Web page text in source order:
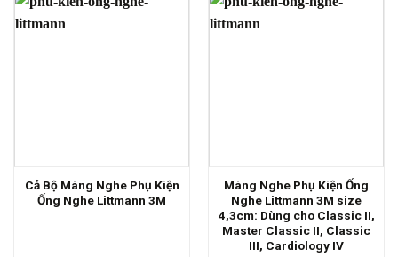
Cả Bộ Màng Nghe Phụ Kiện
Ống Nghe Littmann 3M
Màng Nghe Phụ Kiện Ống
Nghe Littmann 3M size
4,3cm: Dùng cho Classic II,
Master Classic II, Classic
III, Cardiology IV